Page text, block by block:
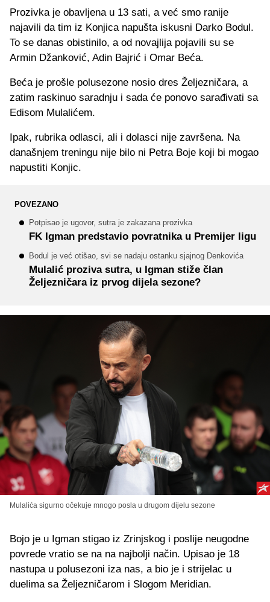
Prozivka je obavljena u 13 sati, a već smo ranije
najavili da tim iz Konjica napušta iskusni Darko Bodul.
To se danas obistinilo, a od novajlija pojavili su se
Armin Džanković, Adin Bajrić i Omar Beća.
Beća je prošle polusezone nosio dres Željezničara, a
zatim raskinuo saradnju i sada će ponovo sarađivati sa
Edisom Mulalićem.
Ipak, rubrika odlasci, ali i dolasci nije završena. Na
današnjem treningu nije bilo ni Petra Boje koji bi mogao
napustiti Konjic.
POVEZANO
Potpisao je ugovor, sutra je zakazana prozivka
FK Igman predstavio povratnika u Premijer ligu
Bodul je već otišao, svi se nadaju ostanku sjajnog Denkovića
Mulalić proziva sutra, u Igman stiže član
Željezničara iz prvog dijela sezone?
Mulalića sigurno očekuje mnogo posla u drugom dijelu sezone
Bojo je u Igman stigao iz Zrinjskog i poslije neugodne
povrede vratio se na na najbolji način. Upisao je 18
nastupa u polusezoni iza nas, a bio je i strijelac u
duelima sa Željezničarom i Slogom Meridian.